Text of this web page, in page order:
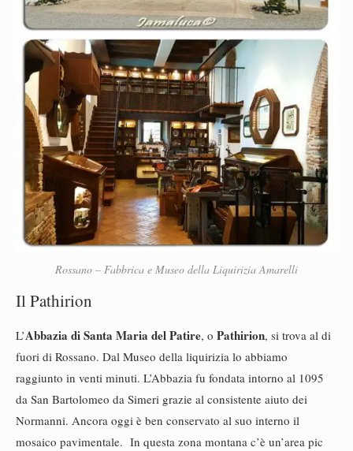
Rossano – Fabbrica e Museo della Liquirizia Amarelli
Il Pathirion
L’Abbazia di Santa Maria del Patire, o Pathirion, si trova al di
fuori di Rossano. Dal Museo della liquirizia lo abbiamo
raggiunto in venti minuti. L’Abbazia fu fondata intorno al 1095
da San Bartolomeo da Simeri grazie al consistente aiuto dei
Normanni. Ancora oggi è ben conservato al suo interno il
mosaico pavimentale. In questa zona montana c’è un’area pic